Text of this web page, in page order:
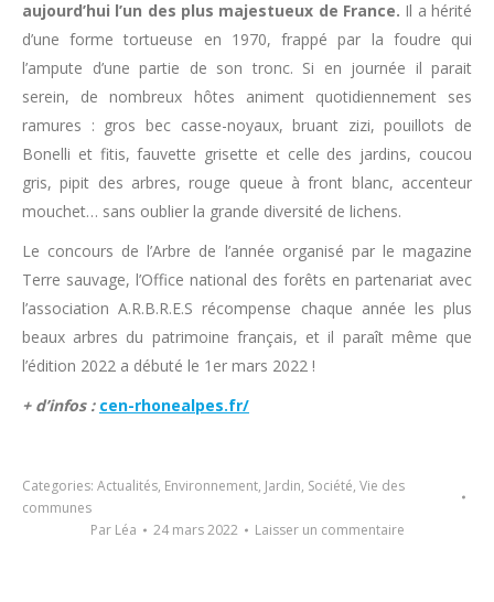
aujourd’hui l’un des plus majestueux de France. Il a hérité
d’une forme tortueuse en 1970, frappé par la foudre qui
l’ampute d’une partie de son tronc. Si en journée il parait
serein, de nombreux hôtes animent quotidiennement ses
ramures : gros bec casse-noyaux, bruant zizi, pouillots de
Bonelli et fitis, fauvette grisette et celle des jardins, coucou
gris, pipit des arbres, rouge queue à front blanc, accenteur
mouchet… sans oublier la grande diversité de lichens.
Le concours de l’Arbre de l’année organisé par le magazine
Terre sauvage, l’Office national des forêts en partenariat avec
l’association A.R.B.R.E.S récompense chaque année les plus
beaux arbres du patrimoine français, et il paraît même que
l’édition 2022 a débuté le 1er mars 2022 !
+ d’infos : cen-rhonealpes.fr/
Categories: Actualités, Environnement, Jardin, Société, Vie des
communes
Par Léa 24 mars 2022 Laisser un commentaire